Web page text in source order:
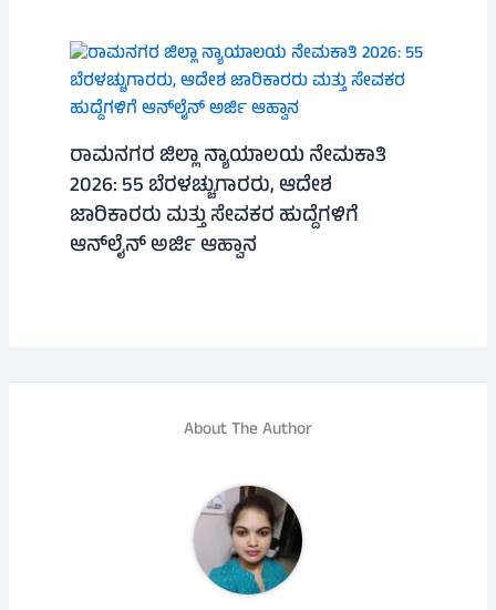
ರಾಮನಗರ ಜಿಲ್ಲಾ ನ್ಯಾಯಾಲಯ ನೇಮಕಾತಿ
2026: 55 ಬೆರಳಚ್ಚುಗಾರರು, ಆದೇಶ
ಜಾರಿಕಾರರು ಮತ್ತು ಸೇವಕರ ಹುದ್ದೆಗಳಿಗೆ
ಆನ್‌ಲೈನ್ ಅರ್ಜಿ ಆಹ್ವಾನ
About The Author